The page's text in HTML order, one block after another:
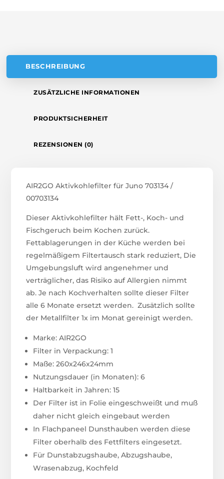
BESCHREIBUNG
ZUSÄTZLICHE INFORMATIONEN
PRODUKTSICHERHEIT
REZENSIONEN (0)
AIR2GO Aktivkohlefilter für Juno 703134 /
00703134
Dieser Aktivkohlefilter hält Fett-, Koch- und
Fischgeruch beim Kochen zurück.
Fettablagerungen in der Küche werden bei
regelmäßigem Filtertausch stark reduziert, Die
Umgebungsluft wird angenehmer und
verträglicher, das Risiko auf Allergien nimmt
ab. Je nach Kochverhalten sollte dieser Filter
alle 6 Monate ersetzt werden. Zusätzlich sollte
der Metallfilter 1x im Monat gereinigt werden.
Marke: AIR2GO
Filter in Verpackung: 1
Maße: 260x246x24mm
Nutzungsdauer (in Monaten): 6
Haltbarkeit in Jahren: 15
Der Filter ist in Folie eingeschweißt und muß
daher nicht gleich eingebaut werden
In Flachpaneel Dunsthauben werden diese
Filter oberhalb des Fettfilters eingesetzt.
Für Dunstabzugshaube, Abzugshaube,
Wrasenabzug, Kochfeld